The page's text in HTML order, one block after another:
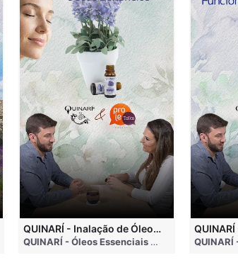
• 3 weeks ago
QUINARÍ - Inalação de Óleos Essenciais e Seus Benefícios
QUINARÍ - Óleos Essenciais e Aromaterapia • 3